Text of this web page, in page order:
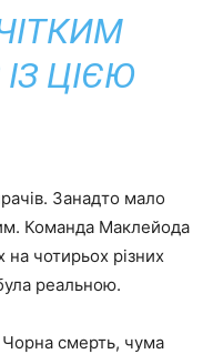
ЦІЄЮ
Занадто мало
Команда Маклейода
чотирьох різних
реальною.
Чорна смерть, чума